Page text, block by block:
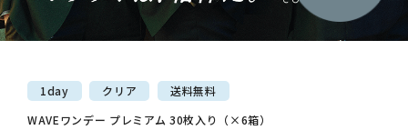
1day クリア 送料無料
WAVEワンデー プレミアム 30枚入り（×6箱）